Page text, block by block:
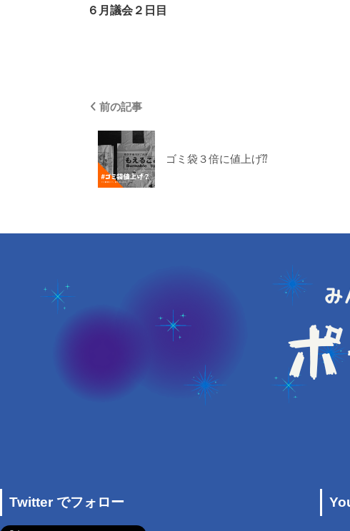
６月議会２日目
前の記事
ゴミ袋３倍に値上げ⁇
Twitter でフォロー